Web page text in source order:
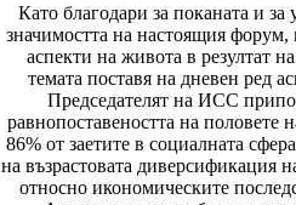
Като благодари за поканата и
значимостта на настоящия
аспекти на живота в резултат
темата поставя на дневен ред
Председателят на ИСС
равнопоставеността на половете
86% от заетите в социалната
на възрастовата диверсификация
относно икономическите